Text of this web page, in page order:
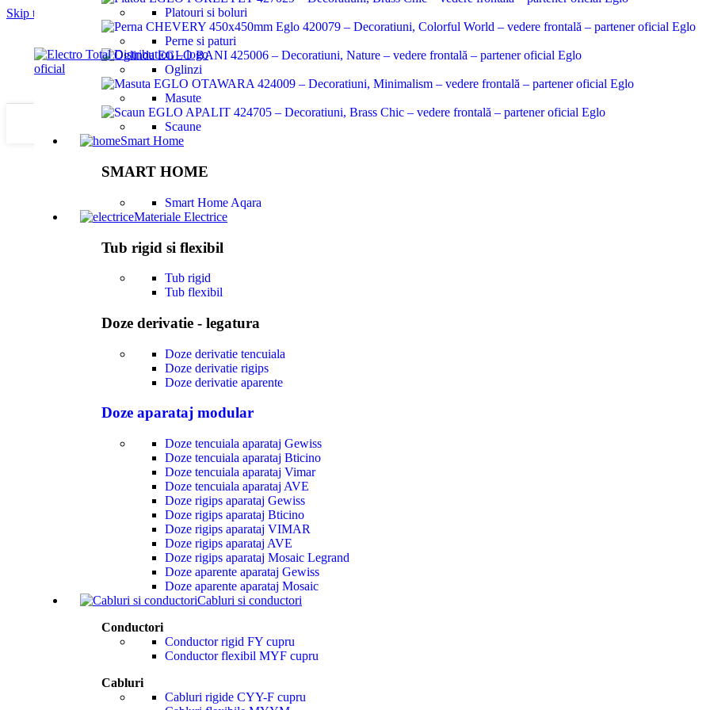
Skip to navigation Skip to main content
Search
Platouri si boluri
Perne si paturi
Oglinzi
Masute
Scaune
Smart Home
SMART HOME
Smart Home Aqara
Materiale Electrice
Tub rigid si flexibil
Tub rigid
Tub flexibil
Doze derivatie - legatura
Doze derivatie tencuiala
Doze derivatie rigips
Doze derivatie aparente
Doze aparataj modular
Doze tencuiala aparataj Gewiss
Doze tencuiala aparataj Bticino
Doze tencuiala aparataj Vimar
Doze tencuiala aparataj AVE
Doze rigips aparataj Gewiss
Doze rigips aparataj Bticino
Doze rigips aparataj VIMAR
Doze rigips aparataj AVE
Doze rigips aparataj Mosaic Legrand
Doze aparente aparataj Gewiss
Doze aparente aparataj Mosaic
Cabluri si conductori
Conductori
Conductor rigid FY cupru
Conductor flexibil MYF cupru
Cabluri
Cabluri rigide CYY-F cupru
Corpuri de iluminat/ Pendule cu bec
Pendul Mantunalle Eglo 99366 – E27 1X40W IP20 D200
Livrare în7 zile lucrătoare
Cantitate Pendul Mantunalle Eglo 99366 - E27 1X40W IP20 D200
📄
Generează oferta
💡 WhatsApp – informații & potrivire
Pendul MANTUNALLE 99366 Diametru 200 mm E27 1x40W IP20 oțel negru sticlă albă. Produs marca Eglo, disponibil în